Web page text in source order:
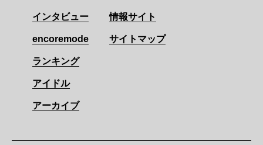
インタビュー
encoremode
ランキング
アイドル
アーカイブ
情報サイト
サイトマップ